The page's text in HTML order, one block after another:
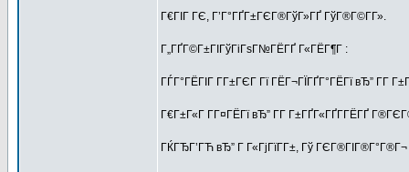
Г€ГІГ ГЄ, Г’Г°ГҐГ±ГЄГ®ГўГ»ГҐ ГўГ®Г©Г­Г».
Г„ГҐГ©Г±ГІГўГіГѕГ№ГЁГҐ Г«ГЁГ¶Г :
ГЃГ°ГЁГІГ Г­Г±ГЄГ Гї ГЁГ¬ГЇГҐГ°ГЁГї вЂ” Г­Г
Г€Г±Г«Г Г­Г¤ГЁГї вЂ” Г­Г Г±ГҐГ«ГҐГ­ГЁГҐ
ГЌГЂГ’ГЋ вЂ” Г Г«ГјГїГ­Г±, Гў